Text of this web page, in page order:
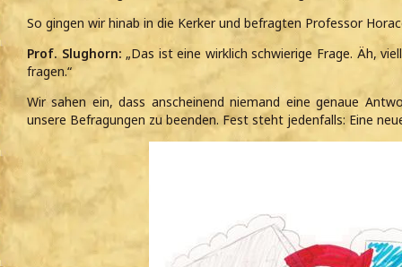
So gingen wir hinab in die Kerker und befragten Professor
Prof. Slughorn: „Das ist eine wirklich schwierige Frage. Äh,
fragen.“
Wir sahen ein, dass anscheinend niemand eine genaue
unsere Befragungen zu beenden. Fest steht jedenfalls: Eine